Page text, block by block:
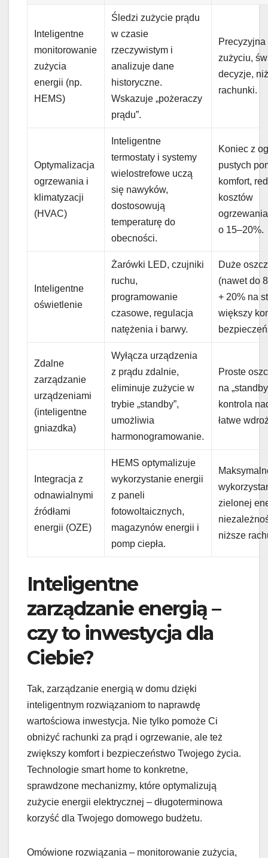
Inteligentne
monitorowanie
zużycia
energii (np.
HEMS)
Śledzi zużycie prądu
w czasie
rzeczywistym i
analizuje dane
historyczne.
Wskazuje „pożeraczy
prądu”.
zużyciu,
decyzje,
rachunki.
Optymalizacja
ogrzewania i
klimatyzacji
(HVAC)
Inteligentne
termostaty i systemy
wielostrefowe uczą
się nawyków,
dostosowują
temperaturę do
obecności.
Koniec z
pustych
komfort,
kosztów
o 15–20%.
Inteligentne
oświetlenie
Żarówki LED, czujniki
ruchu,
programowanie
czasowe, regulacja
natężenia i barwy.
Duże
(nawet do
+ 20% na
większy
Zdalne
zarządzanie
urządzeniami
(inteligentne
gniazdka)
Wyłącza urządzenia
z prądu zdalnie,
eliminuje zużycie w
trybie „standby”,
umożliwia
harmonogramowanie.
Proste
na
kontrola
łatwe
Integracja z
odnawialnymi
źródłami
energii (OZE)
HEMS optymalizuje
wykorzystanie energii
z paneli
fotowoltaicznych,
magazynów energii i
pomp ciepła.
zielonej
niższe
Inteligentne
zarządzanie energią –
czy to inwestycja dla
Ciebie?
Tak, zarządzanie energią w domu dzięki
inteligentnym rozwiązaniom to naprawdę
wartościowa inwestycja. Nie tylko pomoże Ci
obniżyć rachunki za prąd i ogrzewanie, ale też
zwiększy komfort i bezpieczeństwo Twojego życia.
Technologie smart home to konkretne,
sprawdzone mechanizmy, które optymalizują
zużycie energii elektrycznej – długoterminowa
korzyść dla Twojego domowego budżetu.
Omówione rozwiązania – monitorowanie zużycia,